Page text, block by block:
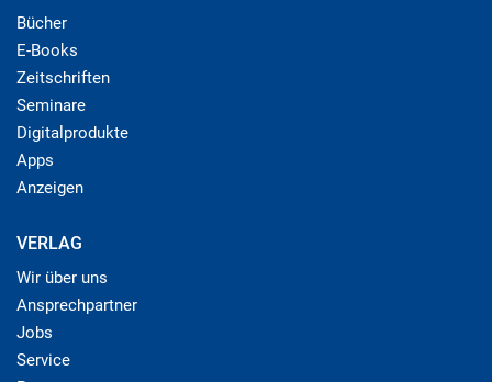
Bücher
E-Books
Zeitschriften
Seminare
Digitalprodukte
Apps
Anzeigen
VERLAG
Wir über uns
Ansprechpartner
Jobs
Service